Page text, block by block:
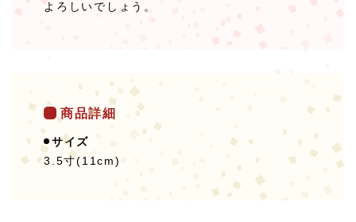
よろしいでしょう。
商品詳細
サイズ
3.5寸(11cm)